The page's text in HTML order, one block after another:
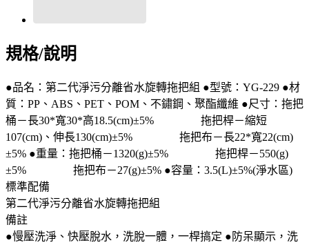
規格/說明
●品名：第二代淨污分離省水旋轉拖把組 ●型號：YG-229 ●材
質：PP、ABS、PET、POM、不鏽鋼、聚酯纖維 ●尺寸：拖把
桶－長30*寬30*高18.5(cm)±5% 拖把桿－縮短
107(cm)、伸長130(cm)±5% 拖把布－長22*寬22(cm)
±5% ●重量：拖把桶－1320(g)±5% 拖把桿－550(g)
±5% 拖把布－27(g)±5% ●容量：3.5(L)±5%(淨水區)
標準配備
第二代淨污分離省水旋轉拖把組
備註
●慢壓洗淨、快壓脫水，洗脫一體，一桿搞定 ●防呆顯示，洗